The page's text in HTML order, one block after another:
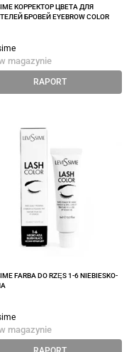
КОРРЕКТОР ЦВЕТА ДЛЯ
БРОВЕЙ EYEBROW COLOR
magazynie
RAPORT
FARBA DO RZĘS 1-6 NIEBIESKO-
magazynie